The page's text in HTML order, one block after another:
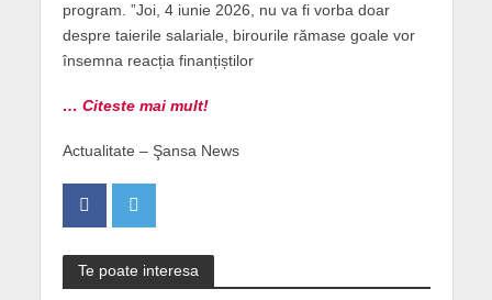
program. ”Joi, 4 iunie 2026, nu va fi vorba doar
despre taierile salariale, birourile rămase goale vor
însemna reacția finanțiștilor
… Citeste mai mult!
Actualitate – Şansa News
Te poate interesa